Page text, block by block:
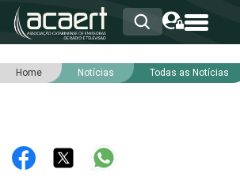
HOME
RNA
NOTÍCIAS
Home Notícias Todas as Notícias